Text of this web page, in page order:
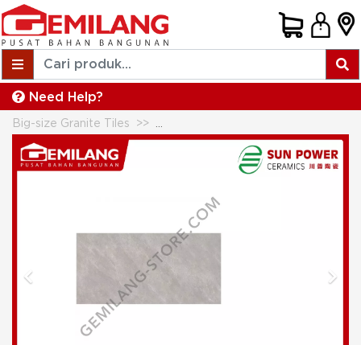
Need Help?
Big-size Granite Tiles
Previous Next